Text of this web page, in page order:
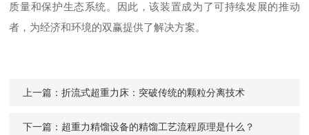
质量和保护生态系统。因此，该装置成为了可持续发展的推动
者，为经济和环境的双赢提供了解决方案。
上一篇：折流式超重力床：突破传统的颗粒分离技术
下一篇： 超重力精馏设备的精馏工艺流程原理是什么？